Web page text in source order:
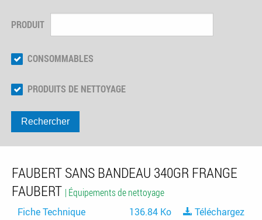
PRODUIT
CONSOMMABLES
PRODUITS DE NETTOYAGE
Rechercher
FAUBERT SANS BANDEAU 340GR FRANGE
FAUBERT | Équipements de nettoyage
Fiche Technique
136.84 Ko Téléchargez